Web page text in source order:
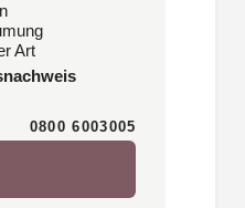
Art
0800 6003005